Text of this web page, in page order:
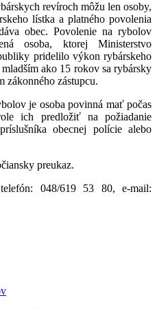
revíroch môžu len osoby,
lístka a platného povolenia
obec. Povolenie na rybolov
osoba, ktorej Ministerstvo
pridelilo výkon rybárskeho
ako 15 rokov sa rybársky
zákonného zástupcu.
je osoba povinná mať počas
ich predložiť na požiadanie
obecnej polície alebo
preukaz.
048/619 53 80, e-mail: